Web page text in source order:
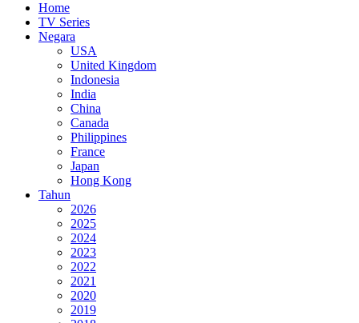
Home
TV Series
Negara
USA
United Kingdom
Indonesia
India
China
Canada
Philippines
France
Japan
Hong Kong
Tahun
2026
2025
2024
2023
2022
2021
2020
2019